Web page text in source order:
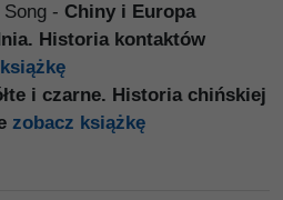
- Chiny i Europa
Historia kontaktów
i czarne. Historia chińskiej
zobacz książkę